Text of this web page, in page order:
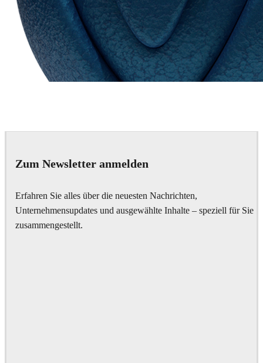
Zum Newsletter anmelden
Erfahren Sie alles über die neuesten Nachrichten,
Unternehmensupdates und ausgewählte Inhalte – speziell für Sie
zusammengestellt.